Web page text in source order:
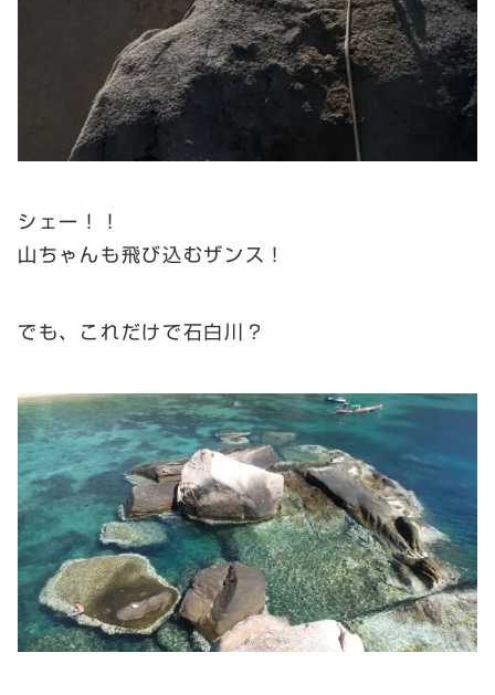
シェー！！
山ちゃんも飛び込むザンス！
でも、これだけで石白川？